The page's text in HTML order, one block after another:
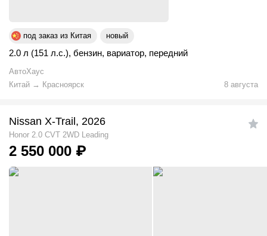
под заказ из Китая новый
2.0 л (151 л.с.), бензин, вариатор, передний
АвтоХаус
Китай → Красноярск 8 августа
Nissan X-Trail, 2026
Honor 2.0 CVT 2WD Leading
2 550 000 ₽